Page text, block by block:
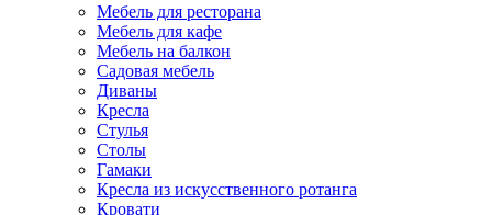
Мебель для ресторана
Мебель для кафе
Мебель на балкон
Садовая мебель
Диваны
Кресла
Стулья
Столы
Гамаки
Кресла из искусственного ротанга
Кровати